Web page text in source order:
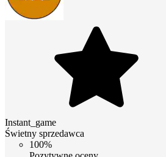
Instant_game
Świetny sprzedawca
100%